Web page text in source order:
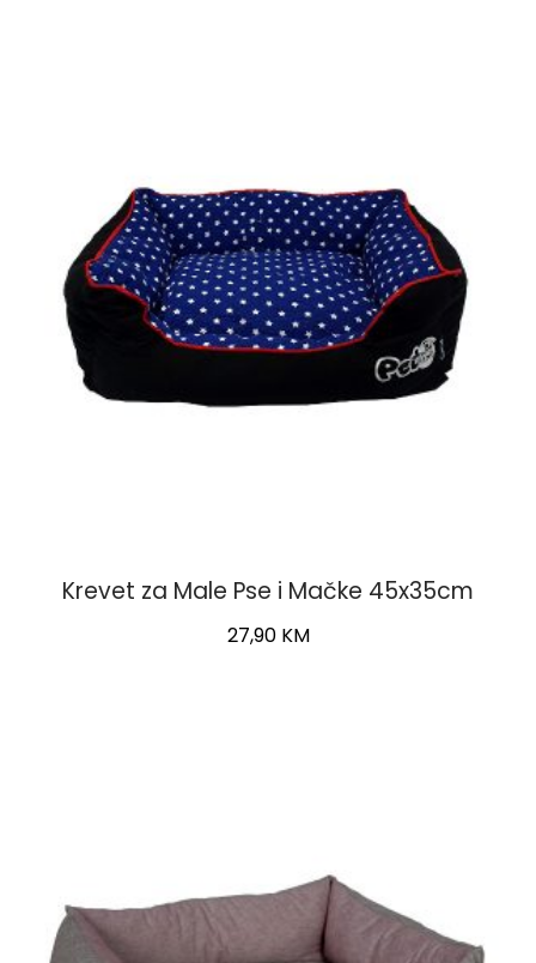
Krevet za Male Pse i Mačke 45x35cm
27,90 KM